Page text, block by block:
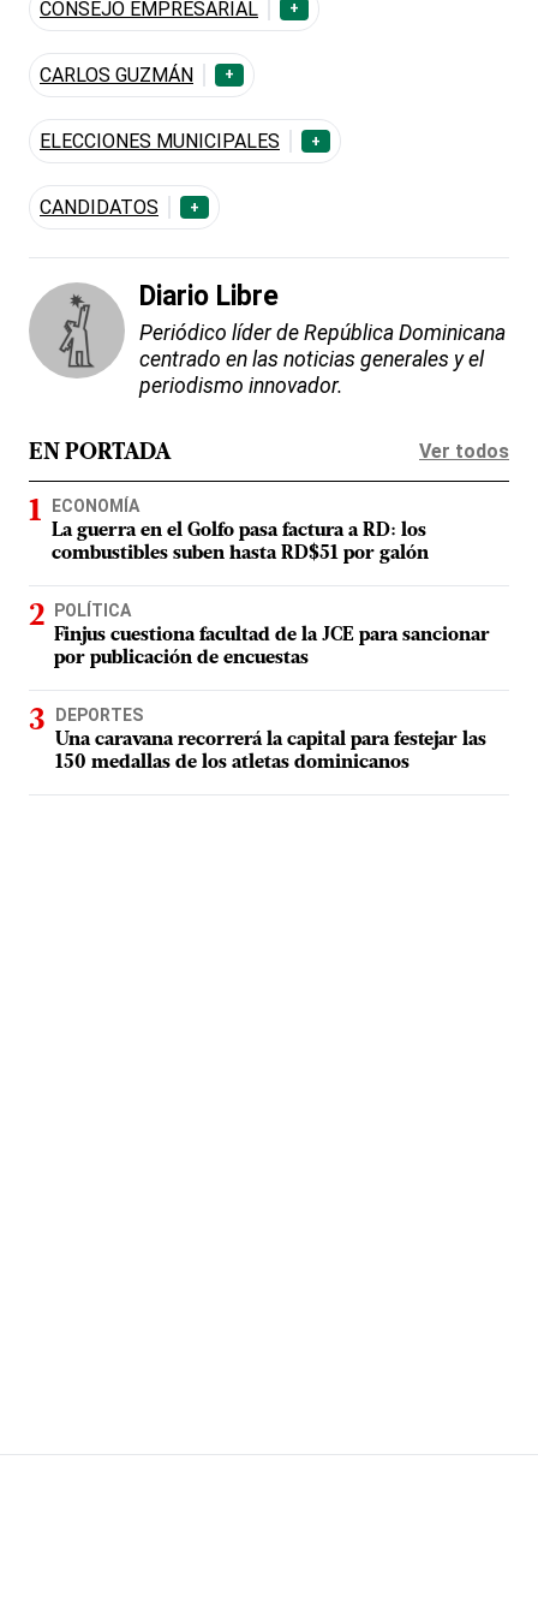
CONSEJO EMPRESARIAL +
CARLOS GUZMÁN +
ELECCIONES MUNICIPALES +
CANDIDATOS +
Diario Libre
Periódico líder de República Dominicana
centrado en las noticias generales y el
periodismo innovador.
EN PORTADA Ver todos
ECONOMÍA
La guerra en el Golfo pasa factura a RD: los
combustibles suben hasta RD$51 por galón
POLÍTICA
Finjus cuestiona facultad de la JCE para sancionar
por publicación de encuestas
DEPORTES
Una caravana recorrerá la capital para festejar las
150 medallas de los atletas dominicanos